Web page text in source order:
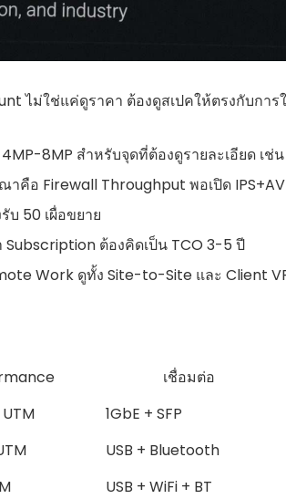
ไม่ใช่แค่ดูราคา ต้องดูสเปคให้ตรงกับการ
8MP สำหรับจุดที่ต้องดูรายละเอียด เช่
คือ Firewall Throughput พอเปิด
50 เผื่อขยาย
ต้องคิดเป็น TCO 3-5 ปี
Work ดูทั้ง Site-to-Site และ Client
เชื่อมต่อ
1GbE + SFP
USB + Bluetooth
USB + WiFi + BT